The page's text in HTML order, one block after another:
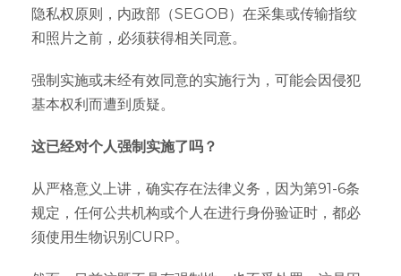
隐私权原则，内政部（SEGOB）在采集或传输指纹
和照片之前，必须获得相关同意。
强制实施或未经有效同意的实施行为，可能会因侵犯
基本权利而遭到质疑。
这已经对个人强制实施了吗？
从严格意义上讲，确实存在法律义务，因为第91-6条
规定，任何公共机构或个人在进行身份验证时，都必
须使用生物识别CURP。